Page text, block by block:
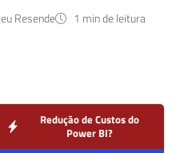
Resende
1 min de leitura
Redução de Custos do
Power BI?